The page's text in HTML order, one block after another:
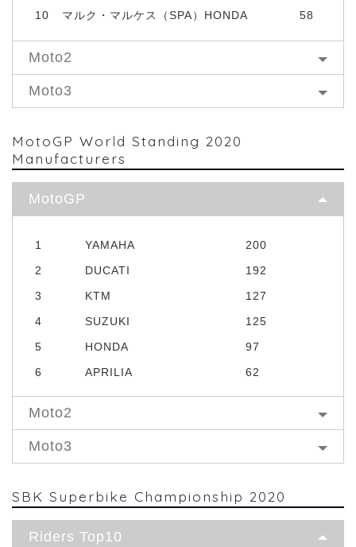
10 マルク・マルケス（SPA）HONDA 58
Moto2
Moto3
MotoGP World Standing 2020
Manufacturers
MotoGP
1 YAMAHA
200
2
DUCATI
192
3
KTM
127
4
SUZUKI
125
5
HONDA
97
6
APRILIA 62
Moto2
Moto3
SBK Superbike Championship 2020
Riders Top10